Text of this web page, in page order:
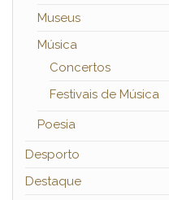
Museus
Música
Concertos
Festivais de Música
Poesia
Desporto
Destaque